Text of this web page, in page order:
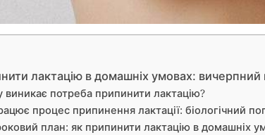
лактацію в домашніх умовах:
виникає потреба припинити лактацію?
процес припинення лактації: біологічний
план: як припинити лактацію в домашніх